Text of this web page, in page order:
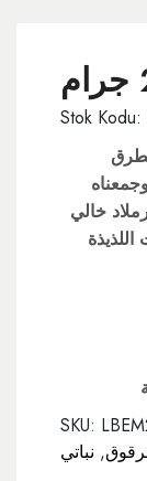
Stok
خالي
SKU:
, نباتي